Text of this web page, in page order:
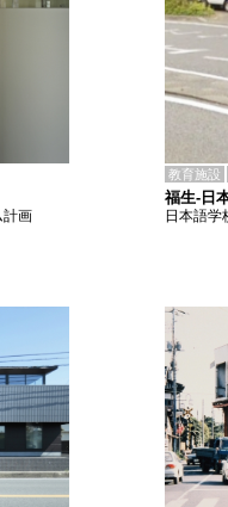
計画
教育施設
福生-日
日本語学